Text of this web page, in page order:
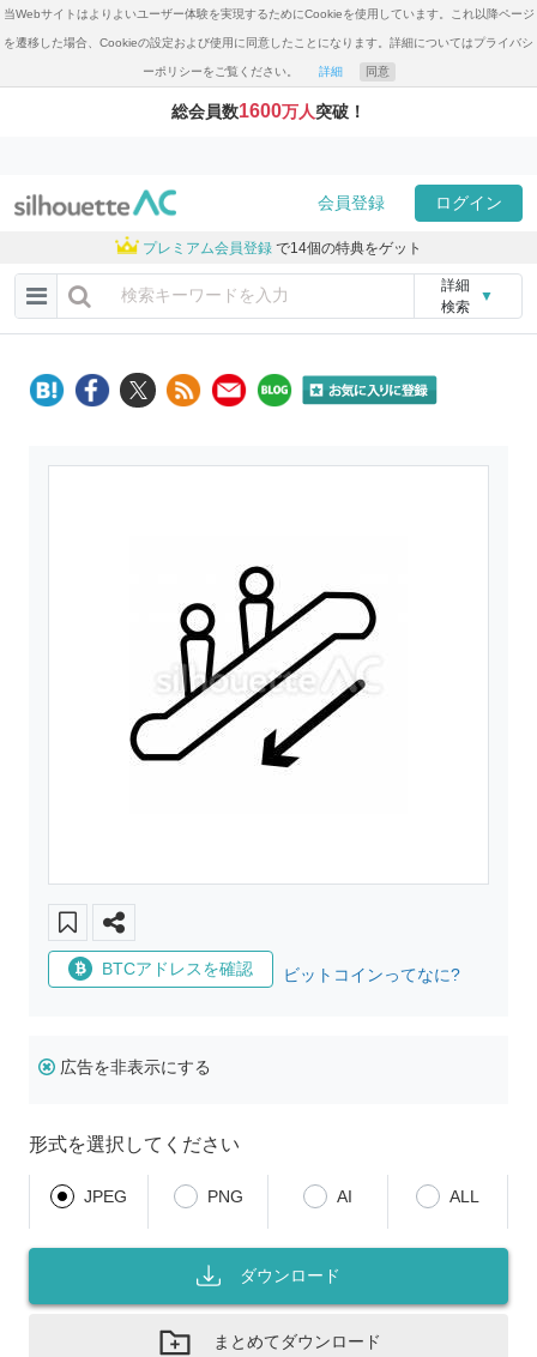
当Webサイトはよりよいユーザー体験を実現するためにCookieを使用しています。これ以降ページ
を遷移した場合、Cookieの設定および使用に同意したことになります。詳細についてはプライバシ
ーポリシーをご覧ください。 詳細 同意
総会員数1600万人突破！
会員登録 ログイン
プレミアム会員登録 で14個の特典をゲット
詳細
検索
▼
BTCアドレスを確認 ビットコインってなに?
広告を非表示にする
形式を選択してください
JPEG PNG AI ALL
ダウンロード
まとめてダウンロード